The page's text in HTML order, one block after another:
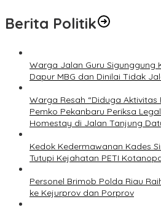
Berita Politik
Warga Jalan Guru Sigunggung
Dapur MBG dan Dinilai Tidak
Warga Resah “Diduga Aktivitas
Pemko Pekanbaru Periksa
Homestay di Jalan Tanjung
Kedok Kedermawanan Kades
Tutupi Kejahatan PETI
Personel Brimob Polda Riau
ke Kejurprov dan Porprov